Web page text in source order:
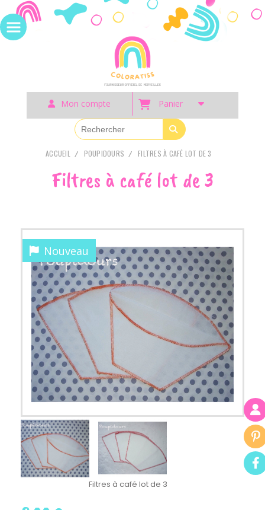
Mon compte Panier
ACCUEIL POUPIDOURS FILTRES À CAFÉ LOT DE 3
Filtres à café lot de 3
Nouveau
Filtres à café lot de 3
Panneau de gestion des cookies